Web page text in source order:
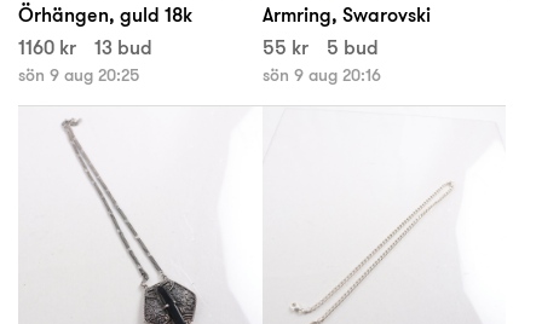
Örhängen, guld 18k
1160 kr
13 bud
sön 9 aug 20:25
Armring, Swarovski
55 kr
5 bud
sön 9 aug 20:16